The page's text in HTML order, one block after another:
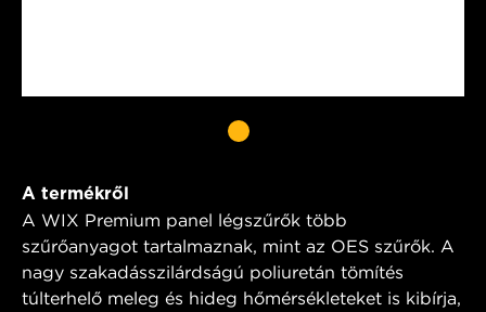
A termékről
A WIX Premium panel légszűrők több
szűrőanyagot tartalmaznak, mint az OES szűrők. A
nagy szakadásszilárdságú poliuretán tömítés
túlterhelő meleg és hideg hőmérsékleteket is kibírja,